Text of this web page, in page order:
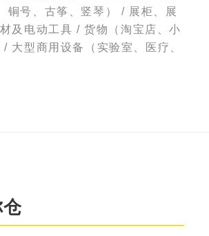
铜号、古筝、竖琴） / 展柜、展
及电动工具 / 货物（淘宝店、小
大型商用设备（实验室、医疗、